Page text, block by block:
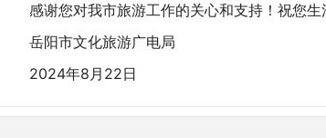
感谢您对我市旅游工作的关心和支持！祝您生
岳阳市文化旅游广电局
2024年8月22日